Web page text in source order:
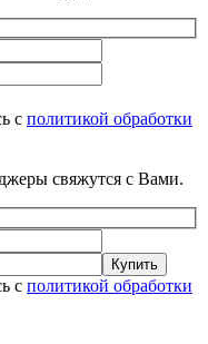
с политикой обработки
свяжутся с Вами.
Купить
с политикой обработки